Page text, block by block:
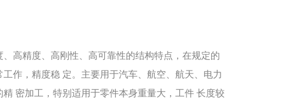
精度、高刚性、高可靠性的结构特点，在规定的
作，精度稳 定。主要用于汽车、航空、航天、电力
密加工，特别适用于零件本身重量大，工件 长度较